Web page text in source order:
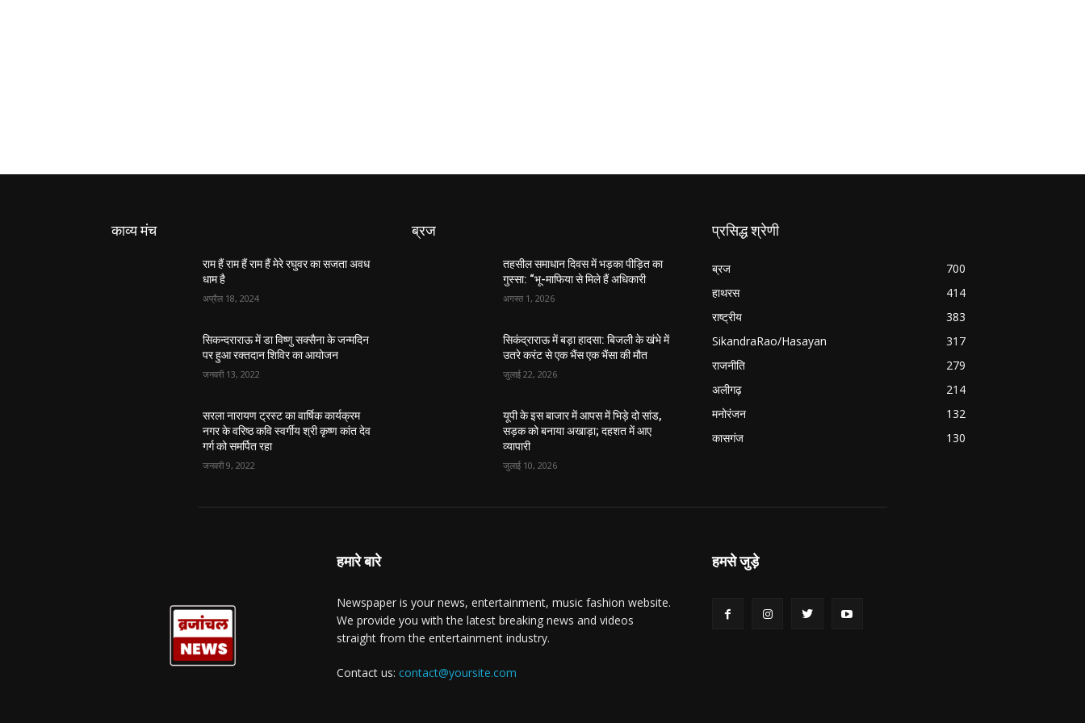
काव्य मंच
राम हैं राम हैं राम हैं मेरे रघुवर का सजता अवध
धाम है
अप्रैल 18, 2024
सिकन्दराराऊ में डा विष्णु सक्सैना के जन्मदिन
पर हुआ रक्तदान शिविर का आयोजन
जनवरी 13, 2022
सरला नारायण ट्रस्ट का वार्षिक कार्यक्रम
नगर के वरिष्ठ कवि स्वर्गीय श्री कृष्ण कांत देव
गर्ग को समर्पित रहा
जनवरी 9, 2022
ब्रज
तहसील समाधान दिवस में भड़का पीड़ित का
गुस्सा: “भू-माफिया से मिले हैं अधिकारी
अगस्त 1, 2026
सिकंद्राराऊ में बड़ा हादसा: बिजली के खंभे में
उतरे करंट से एक भैंस एक भैंसा की मौत
जुलाई 22, 2026
यूपी के इस बाजार में आपस में भिड़े दो सांड,
सड़क को बनाया अखाड़ा; दहशत में आए
व्यापारी
जुलाई 10, 2026
प्रसिद्ध श्रेणी
ब्रज
700
हाथरस
414
राष्ट्रीय
383
SikandraRao/Hasayan
317
राजनीति
279
अलीगढ़
214
मनोरंजन
132
कासगंज
130
हमारे बारे
Newspaper is your news, entertainment, music fashion website.
We provide you with the latest breaking news and videos
straight from the entertainment industry.
Contact us: contact@yoursite.com
हमसे जुड़े